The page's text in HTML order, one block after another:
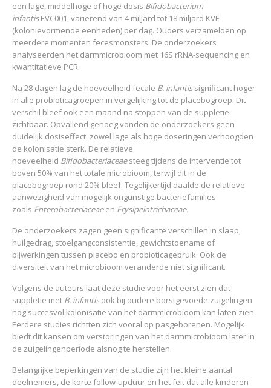
een lage, middelhoge of hoge dosis Bifidobacterium
infantisEVC001, variërend van 4 miljard tot 18 miljard KVE
(kolonievormende eenheden) per dag. Ouders verzamelden op
meerdere momenten fecesmonsters. De onderzoekers
analyseerden het darmmicrobioom met 16S rRNA-sequencing en
kwantitatieve PCR.
Na 28 dagen lag de hoeveelheid fecale B. infantissignificant hoger
in alle probioticagroepen in vergelijking tot de placebogroep. Dit
verschil bleef ook een maand na stoppen van de suppletie
zichtbaar. Opvallend genoeg vonden de onderzoekers geen
duidelijk dosiseffect: zowel lage als hoge doseringen verhoogden
de kolonisatie sterk. De relatieve
hoeveelheid Bifidobacteriaceaesteeg tijdens de interventie tot
boven 50% van het totale microbioom, terwijl dit in de
placebogroep rond 20% bleef. Tegelijkertijd daalde de relatieve
aanwezigheid van mogelijk ongunstige bacteriefamilies
zoals Enterobacteriaceaeen Erysipelotrichaceae.
De onderzoekers zagen geen significante verschillen in slaap,
huilgedrag, stoelgangconsistentie, gewichtstoename of
bijwerkingen tussen placebo en probioticagebruik. Ook de
diversiteit van het microbioom veranderde niet significant.
Volgens de auteurs laat deze studie voor het eerst zien dat
suppletie met B. infantisook bij oudere borstgevoede zuigelingen
nog succesvol kolonisatie van het darmmicrobioom kan laten zien.
Eerdere studies richtten zich vooral op pasgeborenen. Mogelijk
biedt dit kansen om verstoringen van het darmmicrobioom later in
de zuigelingenperiode alsnog te herstellen.
Belangrijke beperkingen van de studie zijn het kleine aantal
deelnemers, de korte follow-upduur en het feit dat alle kinderen